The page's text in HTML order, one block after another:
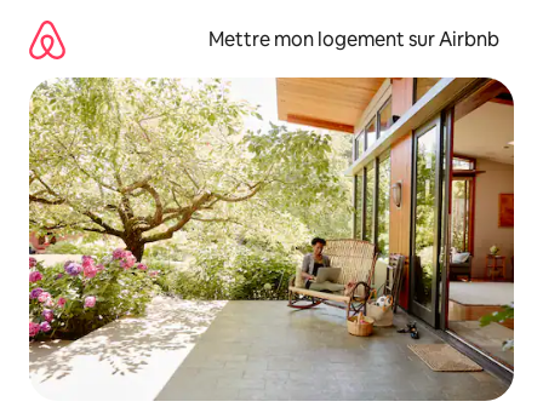
directement
contenu
Mettre mon logement sur Airbnb